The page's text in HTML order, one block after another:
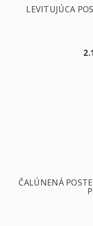
LEVITUJÚCA
ČALÚNENÁ